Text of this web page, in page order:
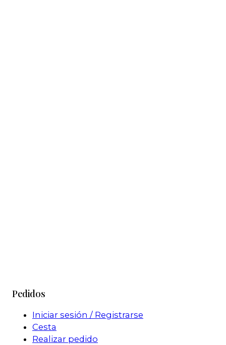
Pedidos
Iniciar sesión / Registrarse
Cesta
Realizar pedido